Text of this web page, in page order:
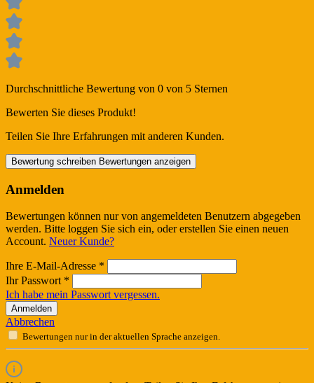
Durchschnittliche Bewertung von 0 von 5 Sternen
Bewerten Sie dieses Produkt!
Teilen Sie Ihre Erfahrungen mit anderen Kunden.
Bewertung schreiben Bewertungen anzeigen
Anmelden
Bewertungen können nur von angemeldeten Benutzern abgegeben
werden. Bitte loggen Sie sich ein, oder erstellen Sie einen neuen
Account. Neuer Kunde?
Ihre E-Mail-Adresse *
Ihr Passwort *
Ich habe mein Passwort vergessen.
Anmelden
Abbrechen
Bewertungen nur in der aktuellen Sprache anzeigen.